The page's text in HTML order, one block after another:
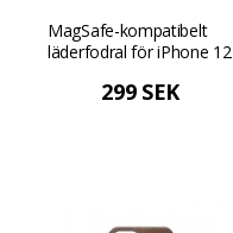
MagSafe-kompatibelt
läderfodral för iPhone 12
299 SEK